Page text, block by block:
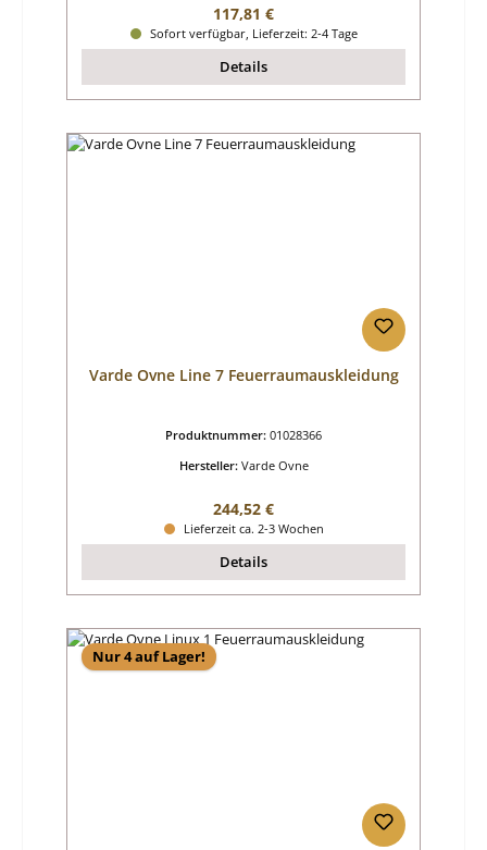
Regulärer Preis:
117,81 €
Sofort verfügbar, Lieferzeit: 2-4 Tage
Details
Varde Ovne Line 7 Feuerraumauskleidung
Produktnummer: 01028366
Hersteller: Varde Ovne
Regulärer Preis:
244,52 €
Lieferzeit ca. 2-3 Wochen
Details
Nur 4 auf Lager!